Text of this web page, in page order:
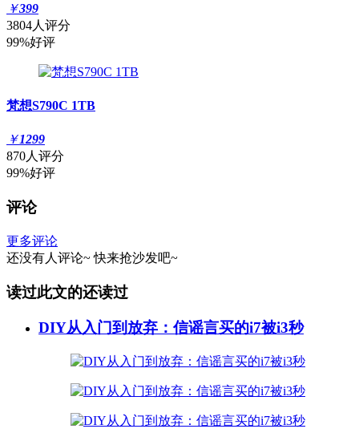
￥399
3804人评分
99%好评
梵想S790C 1TB
￥1299
870人评分
99%好评
评论
更多评论
还没有人评论~ 快来抢沙发吧~
读过此文的还读过
DIY从入门到放弃：信谣言买的i7被i3秒